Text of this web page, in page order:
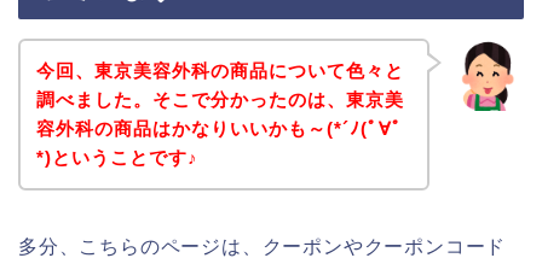
今回、東京美容外科の商品について色々と
調べました。そこで分かったのは、東京美
容外科の商品はかなりいいかも～(*´ﾉ(ﾟ∀ﾟ
*)ということです♪
多分、こちらのページは、クーポンやクーポンコード